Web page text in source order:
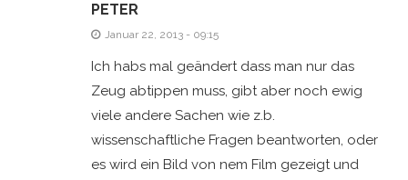
PETER
Januar 22, 2013 - 09:15
Ich habs mal geändert dass man nur das
Zeug abtippen muss, gibt aber noch ewig
viele andere Sachen wie z.b.
wissenschaftliche Fragen beantworten, oder
es wird ein Bild von nem Film gezeigt und